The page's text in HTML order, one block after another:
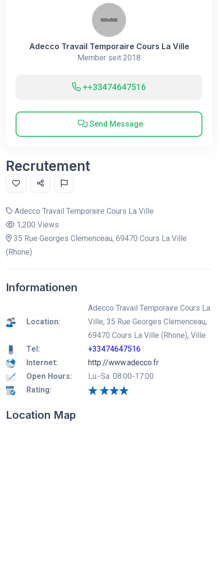
Adecco Travail Temporaire Cours La Ville
Member seit 2018
++33474647516
Send Message
Recrutement
Adecco Travail Temporaire Cours La Ville
1,200 Views
35 Rue Georges Clemenceau, 69470 Cours La Ville
(Rhone)
Informationen
Location:
Adecco Travail Temporaire Cours La
Ville, 35 Rue Georges Clemenceau,
69470 Cours La Ville (Rhone), Ville
Tel:
+33474647516
Internet:
http://www.adecco.fr
Open Hours:
Lu.-Sa. 08:00-17:00
Rating:
Location Map